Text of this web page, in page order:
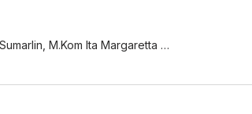
M.Kom Ita Margaretta …